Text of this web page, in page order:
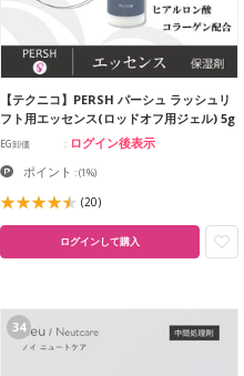
【テクニコ】PERSH パーシュ ラッシュリ
フト用エッセンス(ロッドオフ用ジェル) 5g
EG卸価 ログイン後表示
ポイント :(1%)
(20)
ログインして購入
34